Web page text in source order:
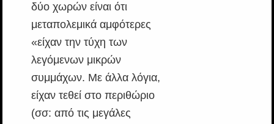
δύο χωρών είναι ότι
μεταπολεμικά αμφότερες
«είχαν την τύχη των
λεγόμενων μικρών
συμμάχων. Με άλλα λόγια,
είχαν τεθεί στο περιθώριο
(σσ: από τις μεγάλες